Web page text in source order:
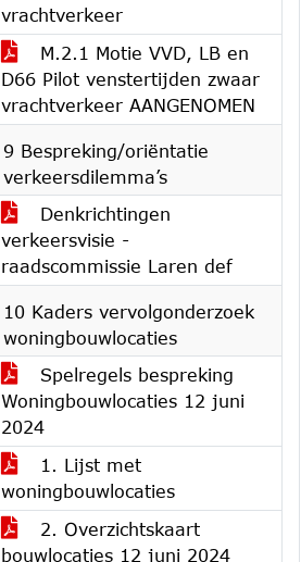
vrachtverkeer
M.2.1 Motie VVD, LB en
D66 Pilot venstertijden zwaar
vrachtverkeer AANGENOMEN
9 Bespreking/oriëntatie
verkeersdilemma’s
Denkrichtingen
verkeersvisie -
raadscommissie Laren def
10 Kaders vervolgonderzoek
woningbouwlocaties
Spelregels bespreking
Woningbouwlocaties 12 juni
2024
1. Lijst met
woningbouwlocaties
2. Overzichtskaart
bouwlocaties 12 juni 2024